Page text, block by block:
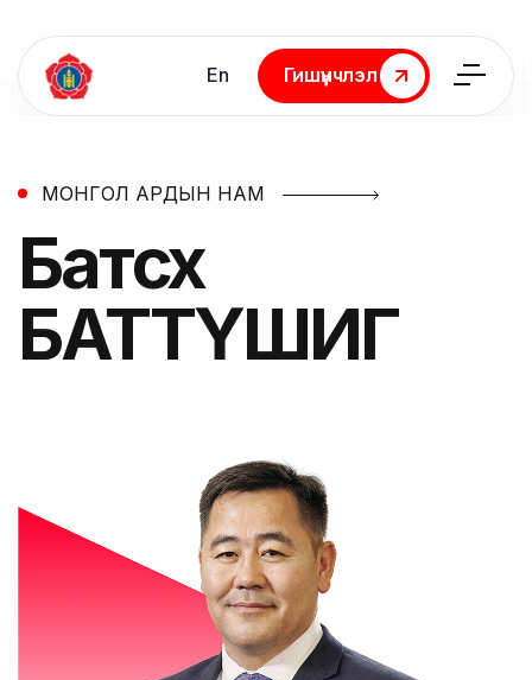
En
Гишүүнчлэл
Гишүүнчлэл
МОНГОЛ АРДЫН НАМ
Батсүх
БАТТҮШИГ